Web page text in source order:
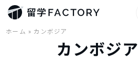
ホーム » カンボジア
カンボジア